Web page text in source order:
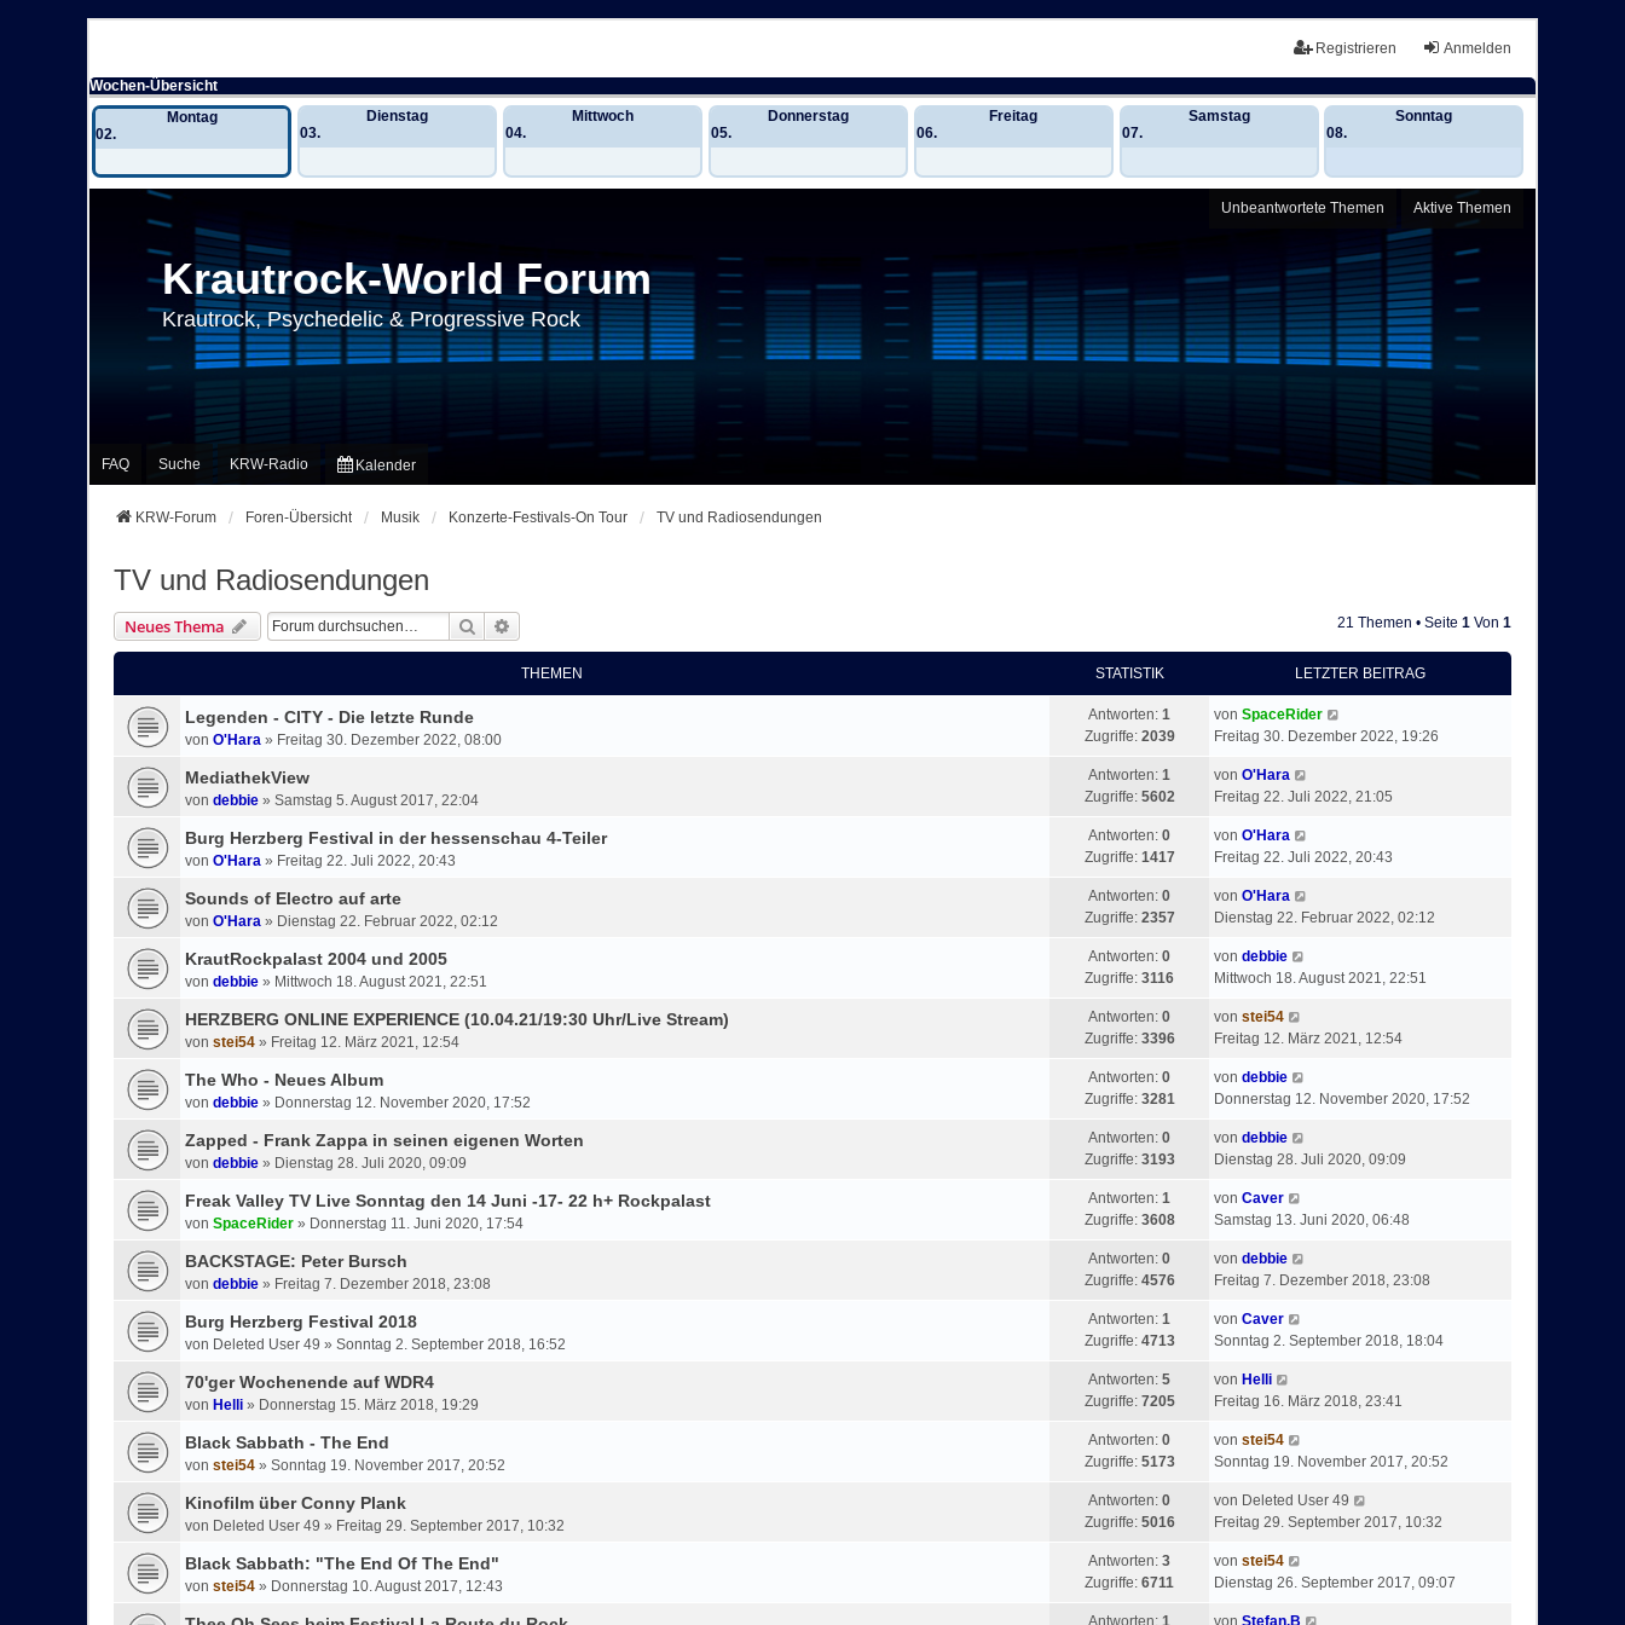
Anmelden
Registrieren
Wochen-Übersicht
Montag
02.
Dienstag
03.
Mittwoch
04.
Donnerstag
05.
Freitag
06.
Samstag
07.
Sonntag
08.
Unbeantwortete Themen Aktive Themen
Krautrock-World Forum
Krautrock, Psychedelic & Progressive Rock
FAQ Suche KRW-Radio Kalender
KRW-Forum Foren-Übersicht Musik Konzerte-Festivals-On Tour TV und Radiosendungen
TV und Radiosendungen
Neues Thema Suche 21 Themen • Seite 1 Von 1
THEMEN STATISTIK LETZTER BEITRAG
Legenden - CITY - Die letzte Runde
von O'Hara » Freitag 30. Dezember 2022, 08:00
Antworten: 1
Zugriffe: 2039
von SpaceRider
Freitag 30. Dezember 2022, 19:26
MediathekView
von debbie » Samstag 5. August 2017, 22:04
Antworten: 1
Zugriffe: 5602
von O'Hara
Freitag 22. Juli 2022, 21:05
Burg Herzberg Festival in der hessenschau 4-Teiler
von O'Hara » Freitag 22. Juli 2022, 20:43
Antworten: 0
Zugriffe: 1417
von O'Hara
Freitag 22. Juli 2022, 20:43
Sounds of Electro auf arte
von O'Hara » Dienstag 22. Februar 2022, 02:12
Antworten: 0
Zugriffe: 2357
von O'Hara
Dienstag 22. Februar 2022, 02:12
KrautRockpalast 2004 und 2005
von debbie » Mittwoch 18. August 2021, 22:51
Antworten: 0
Zugriffe: 3116
von debbie
Mittwoch 18. August 2021, 22:51
HERZBERG ONLINE EXPERIENCE (10.04.21/19:30 Uhr/Live Stream)
von stei54 » Freitag 12. März 2021, 12:54
Antworten: 0
Zugriffe: 3396
von stei54
Freitag 12. März 2021, 12:54
The Who - Neues Album
von debbie » Donnerstag 12. November 2020, 17:52
Antworten: 0
Zugriffe: 3281
von debbie
Donnerstag 12. November 2020, 17:52
Zapped - Frank Zappa in seinen eigenen Worten
von debbie » Dienstag 28. Juli 2020, 09:09
Antworten: 0
Zugriffe: 3193
von debbie
Dienstag 28. Juli 2020, 09:09
Freak Valley TV Live Sonntag den 14 Juni -17- 22 h+ Rockpalast
von SpaceRider » Donnerstag 11. Juni 2020, 17:54
Antworten: 1
Zugriffe: 3608
von Caver
Samstag 13. Juni 2020, 06:48
BACKSTAGE: Peter Bursch
von debbie » Freitag 7. Dezember 2018, 23:08
Antworten: 0
Zugriffe: 4576
von debbie
Freitag 7. Dezember 2018, 23:08
Burg Herzberg Festival 2018
von Deleted User 49 » Sonntag 2. September 2018, 16:52
Antworten: 1
Zugriffe: 4713
von Caver
Sonntag 2. September 2018, 18:04
70'ger Wochenende auf WDR4
von Helli » Donnerstag 15. März 2018, 19:29
Antworten: 5
Zugriffe: 7205
von Helli
Freitag 16. März 2018, 23:41
Black Sabbath - The End
von stei54 » Sonntag 19. November 2017, 20:52
Antworten: 0
Zugriffe: 5173
von stei54
Sonntag 19. November 2017, 20:52
Kinofilm über Conny Plank
von Deleted User 49 » Freitag 29. September 2017, 10:32
Antworten: 0
Zugriffe: 5016
von Deleted User 49
Freitag 29. September 2017, 10:32
Black Sabbath: "The End Of The End"
von stei54 » Donnerstag 10. August 2017, 12:43
Antworten: 3
Zugriffe: 6711
von stei54
Dienstag 26. September 2017, 09:07
Antworten: 1
von Stefan.B